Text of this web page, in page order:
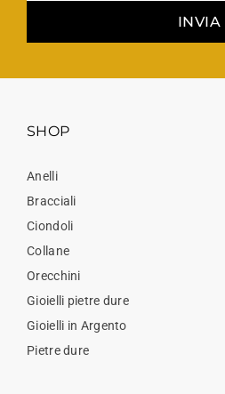
INVIA
SHOP
Anelli
Bracciali
Ciondoli
Collane
Orecchini
Gioielli pietre dure
Gioielli in Argento
Pietre dure